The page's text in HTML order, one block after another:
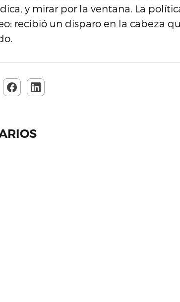
y mirar por la ventana. La
recibió un disparo en la cabeza